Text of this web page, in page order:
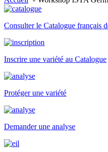
Consulter le Catalogue français
Inscrire une variété au Catalogue
Protéger une variété
Demander une analyse